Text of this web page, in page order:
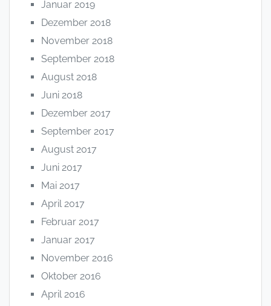
Januar 2019
Dezember 2018
November 2018
September 2018
August 2018
Juni 2018
Dezember 2017
September 2017
August 2017
Juni 2017
Mai 2017
April 2017
Februar 2017
Januar 2017
November 2016
Oktober 2016
April 2016